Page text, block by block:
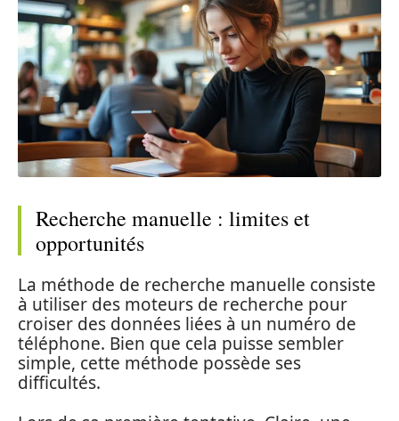
Recherche manuelle : limites et
opportunités
La méthode de recherche manuelle consiste
à utiliser des moteurs de recherche pour
croiser des données liées à un numéro de
téléphone. Bien que cela puisse sembler
simple, cette méthode possède ses
difficultés.